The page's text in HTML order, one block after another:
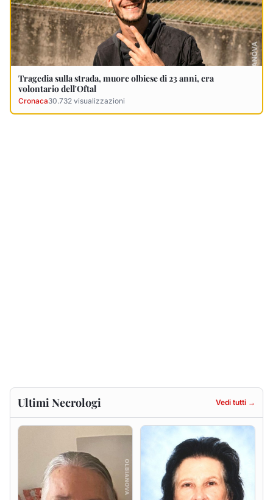
Tragedia sulla strada, muore olbiese di 23 anni, era
volontario dell'Oftal
Cronaca30.732 visualizzazioni
Ultimi Necrologi Vedi tutti →